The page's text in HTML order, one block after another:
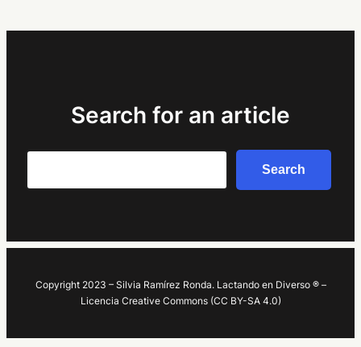
Search for an article
Search
Copyright 2023 – Silvia Ramírez Ronda. Lactando en Diverso ® –
Licencia Creative Commons (CC BY-SA 4.0)